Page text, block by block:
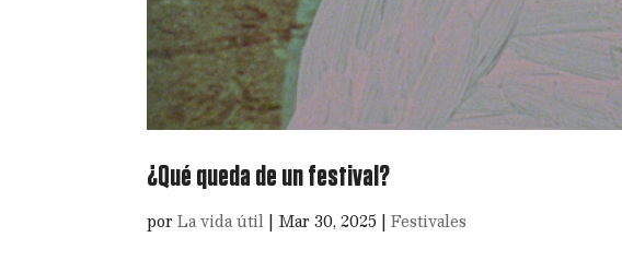
¿Qué queda de un festival?
porLa vida útil | Mar 30, 2025 |Festivales